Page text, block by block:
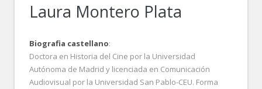
Laura Montero Plata
Biografia castellano:
Doctora en Historia del Cine por la Universidad
Autónoma de Madrid y licenciada en Comunicación
Audiovisual por la Universidad San Pablo-CEU. Forma